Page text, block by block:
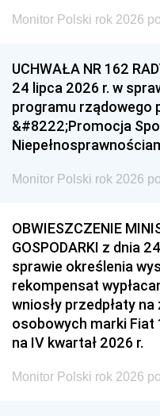
Monitor Polski rok 2026
UCHWAŁA NR 162
24 lipca 2026 r. w
programu rządowego
&#8222;Promocja
Monitor Polski rok 2026
OBWIESZCZENIE
GOSPODARKI z dnia
sprawie określenia
rekompensat
wniosły przedpłaty
osobowych marki Fiat
na IV kwartał 2026 r.
Monitor Polski rok 2026